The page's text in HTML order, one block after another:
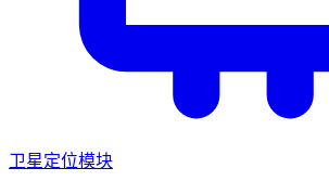
卫星定位模块